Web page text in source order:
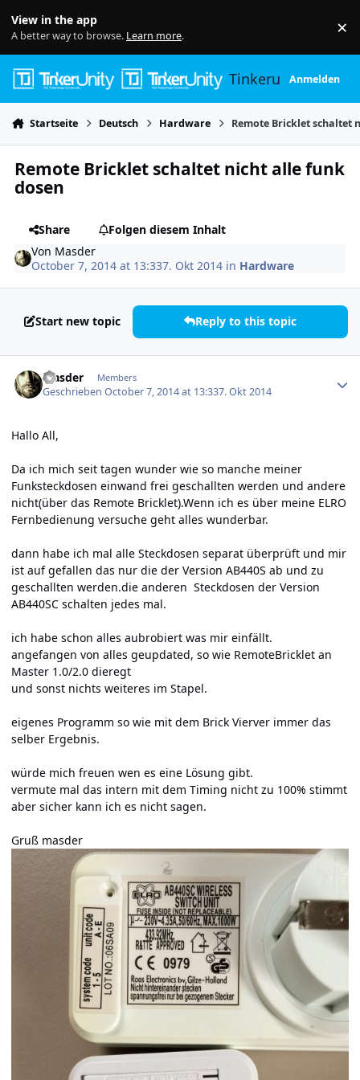
View in the app
A better way to browse. Learn more. ×
TinkerunityAnmelden
Startseite Deutsch Hardware Remote Bricklet schaltet
Remote Bricklet schaltet nicht alle funk
dosen
Share
Folgen diesem Inhalt
Von Masder
October 7, 2014 at 13:337. Okt 2014 in Hardware
Start new topic Reply to this topic
Masder Members
GeschriebenOctober 7, 2014 at 13:337. Okt 2014
Hallo All,
Da ich mich seit tagen wunder wie so manche meiner
Funksteckdosen einwand frei geschallten werden und andere
nicht(über das Remote Bricklet).Wenn ich es über meine ELRO
Fernbedienung versuche geht alles wunderbar.
dann habe ich mal alle Steckdosen separat überprüft und mir
ist auf gefallen das nur die der Version AB440S ab und zu
geschallten werden.die anderen Steckdosen der Version
AB440SC schalten jedes mal.
ich habe schon alles aubrobiert was mir einfällt.
angefangen von alles geupdated, so wie RemoteBricklet an
Master 1.0/2.0 dieregt
und sonst nichts weiteres im Stapel.
eigenes Programm so wie mit dem Brick Vierver immer das
selber Ergebnis.
würde mich freuen wen es eine Lösung gibt.
vermute mal das intern mit dem Timing nicht zu 100% stimmt
aber sicher kann ich es nicht sagen.
Gruß masder